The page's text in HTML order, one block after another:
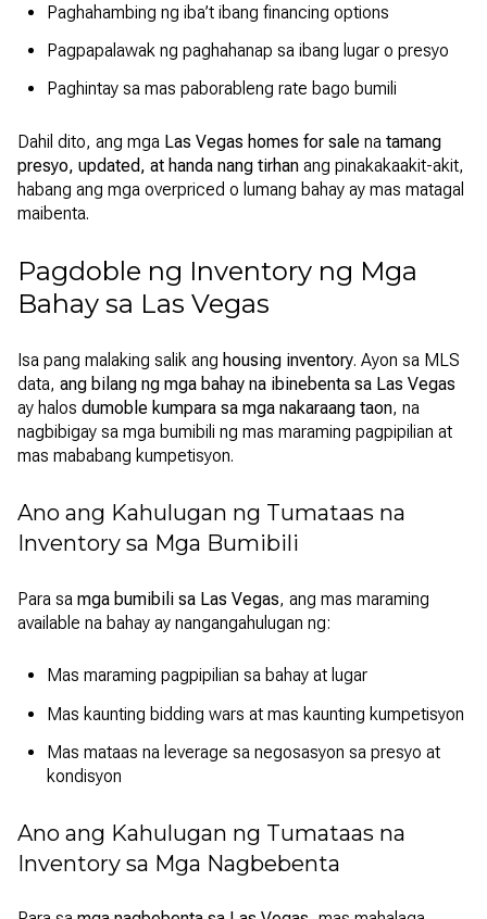
Paghahambing ng iba’t ibang financing options
Pagpapalawak ng paghahanap sa ibang lugar o presyo
Paghintay sa mas paborableng rate bago bumili
Dahil dito, ang mga Las Vegas homes for sale na tamang
presyo, updated, at handa nang tirhan ang pinakakaakit-akit,
habang ang mga overpriced o lumang bahay ay mas matagal
maibenta.
Pagdoble ng Inventory ng Mga
Bahay sa Las Vegas
Isa pang malaking salik ang housing inventory. Ayon sa MLS
data, ang bilang ng mga bahay na ibinebenta sa Las Vegas
ay halos dumoble kumpara sa mga nakaraang taon, na
nagbibigay sa mga bumibili ng mas maraming pagpipilian at
mas mababang kumpetisyon.
Ano ang Kahulugan ng Tumataas na
Inventory sa Mga Bumibili
Para sa mga bumibili sa Las Vegas, ang mas maraming
available na bahay ay nangangahulugan ng:
Mas maraming pagpipilian sa bahay at lugar
Mas kaunting bidding wars at mas kaunting kumpetisyon
Mas mataas na leverage sa negosasyon sa presyo at
kondisyon
Ano ang Kahulugan ng Tumataas na
Inventory sa Mga Nagbebenta